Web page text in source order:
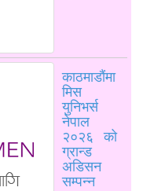
काठमाडौंमा
मिस
युनिभर्स
नेपाल
२०२६ को
ग्रान्ड
अडिसन
सम्पन्न